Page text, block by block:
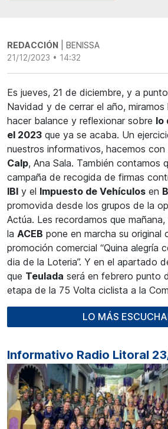
REDACCIÓN | BENISSA
21/12/2023 • 14:32
Es jueves, 21 de diciembre, y a
Navidad y de cerrar el año, miramos
hacer balance y reflexionar sobre lo
el 2023 que ya se acaba. Un
nuestros informativos, hacemos con
Calp, Ana Sala. También contamos
campaña de recogida de firmas
IBI y el Impuesto de Vehículos en
promovida desde los grupos de la
Actúa. Les recordamos que
la ACEB pone en marcha su original
promoción comercial “Quina alegría
dia de la Loteria”. Y en el apartado
que Teulada será en febrero punto
etapa de la 75 Volta ciclista a la
LO MÁS
Informativo Radio Litoral